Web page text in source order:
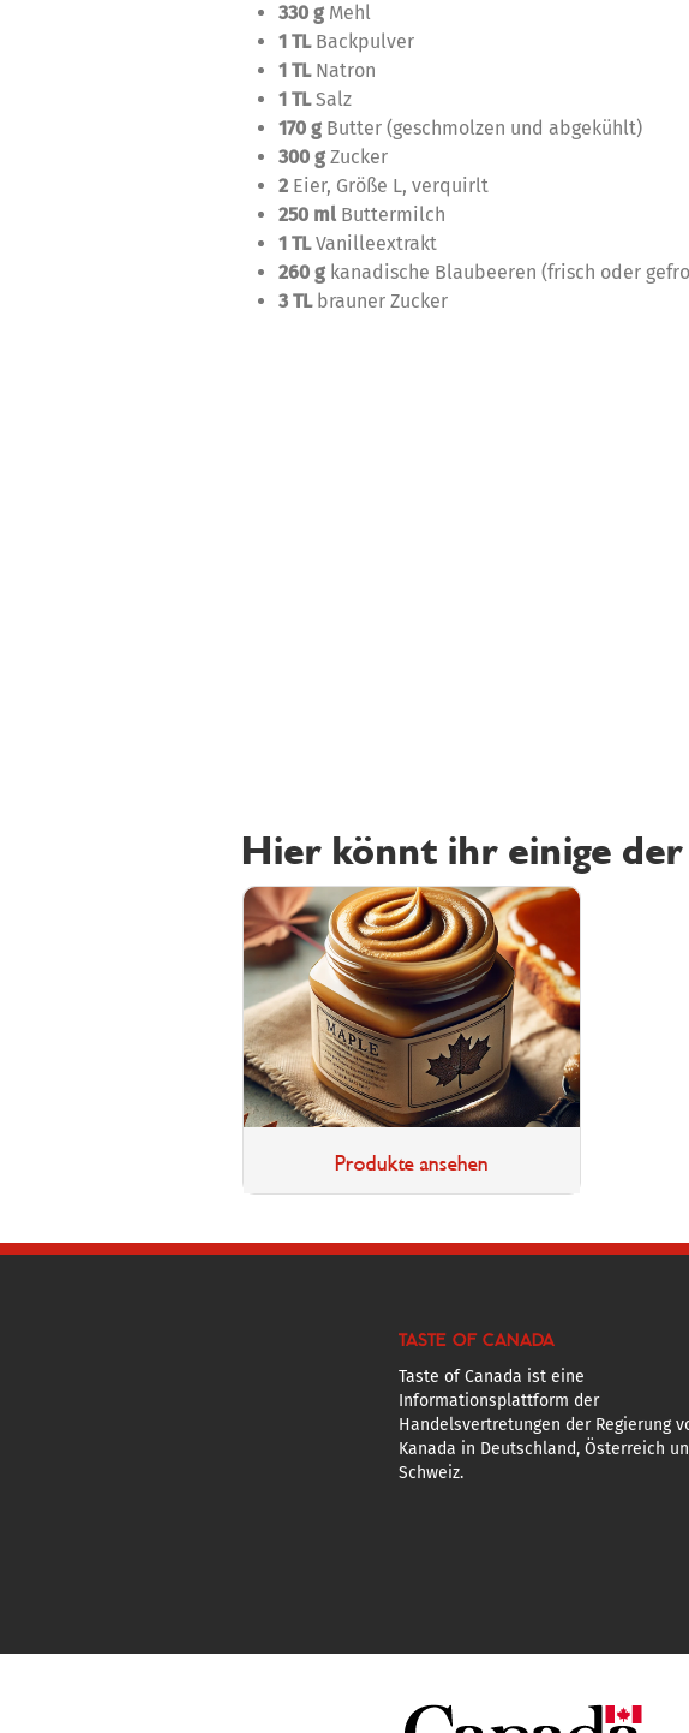
330 g Mehl
1 TLBackpulver
1 TLNatron
1 TLSalz
170 g Butter (geschmolzen und abgekühlt)
300 g Zucker
2 Eier, Größe L, verquirlt
250 ml Buttermilch
1 TLVanilleextrakt
260 g kanadische Blaubeeren (frisch oder
3 TLbrauner Zucker
Hier könnt ihr einige
Produkte ansehen
TASTE OF CANADA
Taste of Canada ist eine
Informationsplattform der
Handelsvertretungen der Regierung
Kanada in Deutschland, Österreich
Schweiz.